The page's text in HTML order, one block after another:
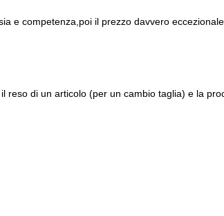
e competenza,poi il prezzo davvero
reso di un articolo (per un cambio taglia) e la